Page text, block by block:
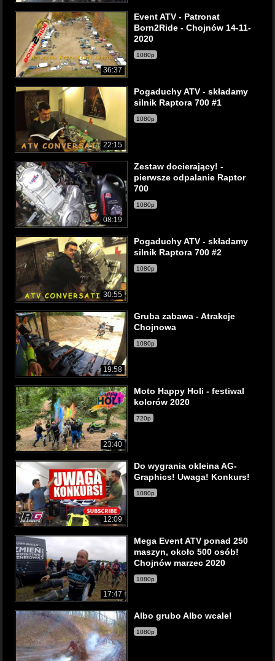
36:37
Event ATV - Patronat
Born2Ride - Chojnów 14-11-
2020
1080p
22:15
Pogaduchy ATV - składamy
silnik Raptora 700 #1
1080p
08:19
Zestaw docierający! -
pierwsze odpalanie Raptor
700
1080p
30:55
Pogaduchy ATV - składamy
silnik Raptora 700 #2
1080p
19:58
Gruba zabawa - Atrakcje
Chojnowa
1080p
23:40
Moto Happy Holi - festiwal
kolorów 2020
720p
12:09
Do wygrania okleina AG-
Graphics! Uwaga! Konkurs!
1080p
17:47
Mega Event ATV ponad 250
maszyn, około 500 osób!
Chojnów marzec 2020
1080p
Albo grubo Albo wcale!
1080p